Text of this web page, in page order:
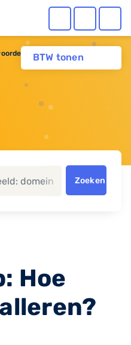
BTW tonen
Hoe Drush installeren?
Zoeken
Hoe